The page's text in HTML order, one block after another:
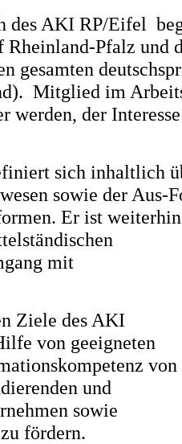
des AKI RP/Eifel
Rheinland-Pfalz und
gesamten
Mitglied im
werden, der
sich inhaltlich
sowie der
Er ist
mit
Ziele des AKI
von geeigneten
von
und
sowie
fördern.